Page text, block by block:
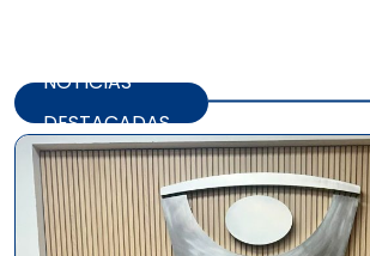
NOTICIAS
DESTACADAS